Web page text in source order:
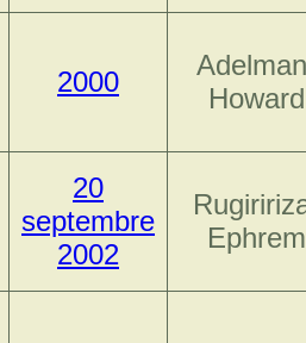
2000
Howard
20
septembre
2002
Ephrem